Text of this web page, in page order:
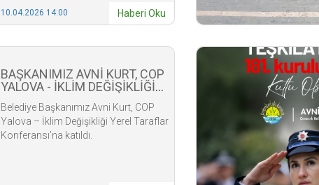
10.04.2026 14:00 Haberi Oku
BAŞKANIMIZ AVNİ KURT, COP
YALOVA - İKLİM DEĞİŞİKLİĞİ
KONFERANSI'NA KATILDI
Belediye Başkanımız Avni Kurt, COP
Yalova – İklim Değişikliği Yerel Taraflar
Konferansı’na katıldı.